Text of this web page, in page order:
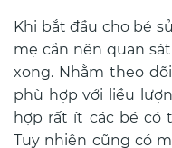
Khi bắt đầu cho bé
mẹ cần nên quan
xong. Nhằm theo
phù hợp với liều
hợp rất ít các bé có
Tuy nhiên cũng có